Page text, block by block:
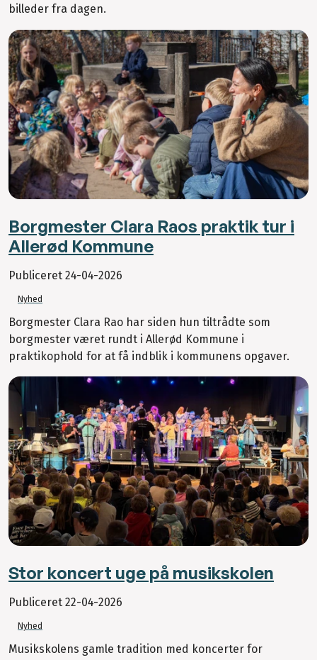
billeder fra dagen.
Borgmester Clara Raos praktik tur i
Allerød Kommune
Publiceret 24-04-2026
Nyhed
Borgmester Clara Rao har siden hun tiltrådte som
borgmester været rundt i Allerød Kommune i
praktikophold for at få indblik i kommunens opgaver.
Stor koncert uge på musikskolen
Publiceret 22-04-2026
Nyhed
Musikskolens gamle tradition med koncerter for